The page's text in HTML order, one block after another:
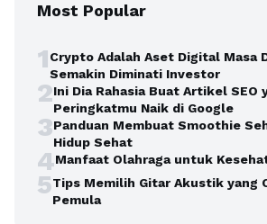
Most Popular
1Crypto Adalah Aset Digital Masa
Semakin Diminati Investor
2Ini Dia Rahasia Buat Artikel SEO
Peringkatmu Naik di Google
3Panduan Membuat Smoothie
Hidup Sehat
4Manfaat Olahraga untuk
5Tips Memilih Gitar Akustik yang
Pemula